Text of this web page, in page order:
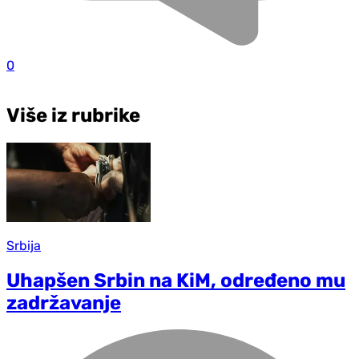
0
Više iz rubrike
Srbija
Uhapšen Srbin na KiM, određeno mu
zadržavanje